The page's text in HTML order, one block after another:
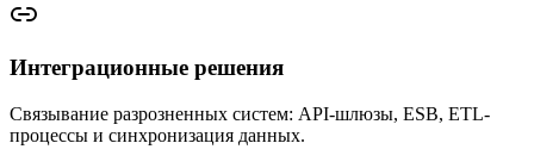
Интеграционные решения
Связывание разрозненных систем: API-шлюзы, ESB, ETL-
процессы и синхронизация данных.